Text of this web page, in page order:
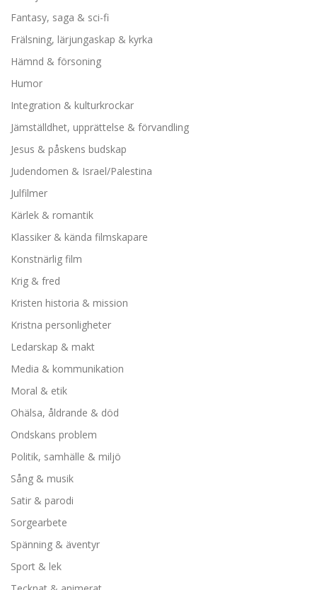
Fantasy, saga & sci-fi
Frälsning, lärjungaskap & kyrka
Hämnd & försoning
Humor
Integration & kulturkrockar
Jämställdhet, upprättelse & förvandling
Jesus & påskens budskap
Judendomen & Israel/Palestina
Julfilmer
Kärlek & romantik
Klassiker & kända filmskapare
Konstnärlig film
Krig & fred
Kristen historia & mission
Kristna personligheter
Ledarskap & makt
Media & kommunikation
Moral & etik
Ohälsa, åldrande & död
Ondskans problem
Politik, samhälle & miljö
Sång & musik
Satir & parodi
Sorgearbete
Spänning & äventyr
Sport & lek